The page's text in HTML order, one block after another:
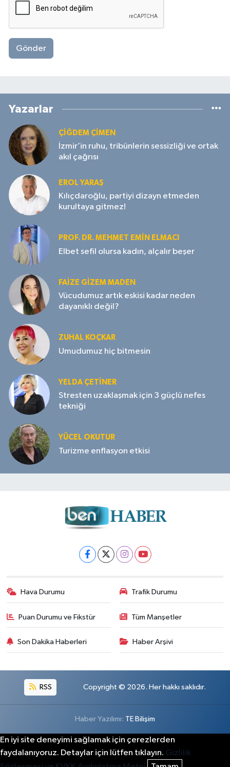
Gönder
Yazarlar
ÇIĞDEM ÇIMEN
İzmir’in ruhu, tribünlerin sessizliği ve ortak
akıl çağrısı
EROL YARAŞ
Kılıçdaroğlu, partiyi dizayn etmeden
kurultaya gitmez!
PROF. DR. MEHMET EMIN ELMACI
Elbet sefil olursa kadın, alçalır beşer
FAIZE GIZEM MADEN
Vücudumuz artık eskisi kadar neden
dayanıklı değil?
ZUHAL KOÇKAR
Umudumuz hiç bitmesin
YELDA ÇETİNER
Stresten uzaklaşmak için 3 güçlü nefes
tekniği
YÜCEL OKUTUR
Turizme enflasyon etkisi
Hava Durumu Trafik Durumu
Puan Durumu ve Fikstür Tüm Manşetler
Son Dakika Haberleri Haber Arşivi
RSS Copyright © 2026. Her hakkı saklıdır.
Haber Yazılımı: TE Bilişim
En iyi site deneyimi sağlamak için çerezlerden
faydalanıyoruz. Detaylar için lütfen tıklayın. Gizlilik